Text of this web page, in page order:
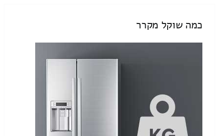
כמה שוקל מקרר